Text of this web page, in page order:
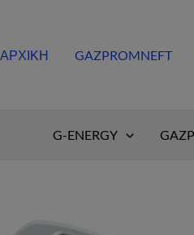
ΑΡΧΙΚΗ GAZPROMNEFT
G-ENERGY